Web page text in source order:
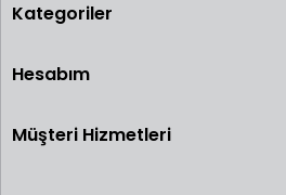
Kategoriler
Hesabım
Müşteri Hizmetleri